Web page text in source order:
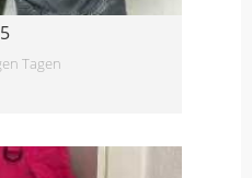
Tagen